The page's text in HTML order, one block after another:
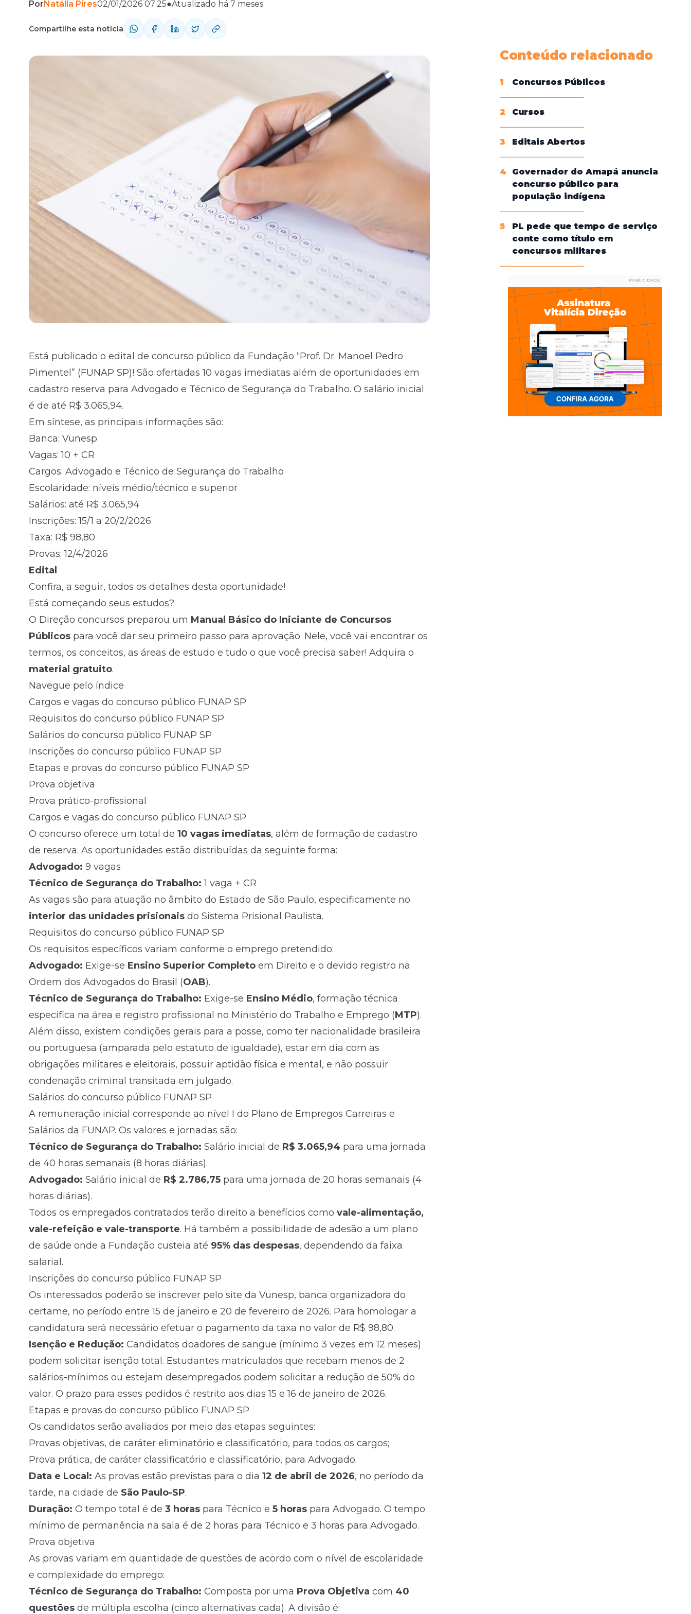
PorNatália Pires02/01/2026 07:25●Atualizado há 7 meses
Compartilhe esta notícia
Está publicado o edital de concurso público da Fundação “Prof. Dr. Manoel Pedro
Pimentel” (FUNAP SP)! São ofertadas 10 vagas imediatas além de oportunidades em
cadastro reserva para Advogado e Técnico de Segurança do Trabalho. O salário inicial
é de até R$ 3.065,94.
Em síntese, as principais informações são:
Banca: Vunesp
Vagas: 10 + CR
Cargos: Advogado e Técnico de Segurança do Trabalho
Escolaridade: níveis médio/técnico e superior
Salários: até R$ 3.065,94
Inscrições: 15/1 a 20/2/2026
Taxa: R$ 98,80
Provas: 12/4/2026
Edital
Confira, a seguir, todos os detalhes desta oportunidade!
Está começando seus estudos?
O Direção concursos preparou um Manual Básico do Iniciante de Concursos
Públicos para você dar seu primeiro passo para aprovação. Nele, você vai encontrar os
termos, os conceitos, as áreas de estudo e tudo o que você precisa saber! Adquira o
material gratuito.
Navegue pelo índice
Cargos e vagas do concurso público FUNAP SP
Requisitos do concurso público FUNAP SP
Salários do concurso público FUNAP SP
Inscrições do concurso público FUNAP SP
Etapas e provas do concurso público FUNAP SP
Prova objetiva
Prova prático-profissional
Cargos e vagas do concurso público FUNAP SP
O concurso oferece um total de 10 vagas imediatas, além de formação de cadastro
de reserva. As oportunidades estão distribuídas da seguinte forma:
Advogado: 9 vagas
Técnico de Segurança do Trabalho: 1 vaga + CR
As vagas são para atuação no âmbito do Estado de São Paulo, especificamente no
interior das unidades prisionais do Sistema Prisional Paulista.
Requisitos do concurso público FUNAP SP
Os requisitos específicos variam conforme o emprego pretendido:
Advogado: Exige-se Ensino Superior Completo em Direito e o devido registro na
Ordem dos Advogados do Brasil (OAB).
Técnico de Segurança do Trabalho: Exige-se Ensino Médio, formação técnica
específica na área e registro profissional no Ministério do Trabalho e Emprego (MTP).
Além disso, existem condições gerais para a posse, como ter nacionalidade brasileira
ou portuguesa (amparada pelo estatuto de igualdade), estar em dia com as
obrigações militares e eleitorais, possuir aptidão física e mental, e não possuir
condenação criminal transitada em julgado.
Salários do concurso público FUNAP SP
A remuneração inicial corresponde ao nível I do Plano de Empregos Carreiras e
Salários da FUNAP. Os valores e jornadas são:
Técnico de Segurança do Trabalho: Salário inicial de R$ 3.065,94 para uma jornada
de 40 horas semanais (8 horas diárias).
Advogado: Salário inicial de R$ 2.786,75 para uma jornada de 20 horas semanais (4
horas diárias).
Todos os empregados contratados terão direito a benefícios como vale-alimentação,
vale-refeição e vale-transporte. Há também a possibilidade de adesão a um plano
de saúde onde a Fundação custeia até 95% das despesas, dependendo da faixa
salarial.
Inscrições do concurso público FUNAP SP
Os interessados poderão se inscrever pelo site da Vunesp, banca organizadora do
certame, no período entre 15 de janeiro e 20 de fevereiro de 2026. Para homologar a
candidatura será necessário efetuar o pagamento da taxa no valor de R$ 98,80.
Isenção e Redução: Candidatos doadores de sangue (mínimo 3 vezes em 12 meses)
podem solicitar isenção total. Estudantes matriculados que recebam menos de 2
salários-mínimos ou estejam desempregados podem solicitar a redução de 50% do
valor. O prazo para esses pedidos é restrito aos dias 15 e 16 de janeiro de 2026.
Etapas e provas do concurso público FUNAP SP
Os candidatos serão avaliados por meio das etapas seguintes:
Provas objetivas, de caráter eliminatório e classificatório, para todos os cargos;
Prova prática, de caráter classificatório e classificatório, para Advogado.
Data e Local: As provas estão previstas para o dia 12 de abril de 2026, no período da
tarde, na cidade de São Paulo-SP.
Duração: O tempo total é de 3 horas para Técnico e 5 horas para Advogado. O tempo
mínimo de permanência na sala é de 2 horas para Técnico e 3 horas para Advogado.
Prova objetiva
As provas variam em quantidade de questões de acordo com o nível de escolaridade
e complexidade do emprego:
Técnico de Segurança do Trabalho: Composta por uma Prova Objetiva com 40
questões de múltipla escolha (cinco alternativas cada). A divisão é:
Conteúdo relacionado
1 Concursos Públicos
2 Cursos
3 Editais Abertos
4
Governador do Amapá anuncia
concurso público para
população indígena
5
PL pede que tempo de serviço
conte como título em
concursos militares
PUBLICIDADE